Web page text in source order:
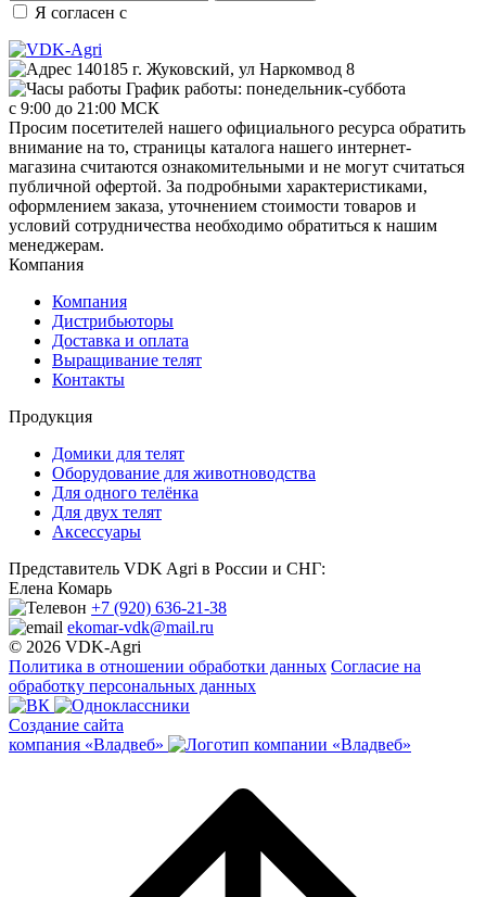
Я согласен с
140185 г. Жуковский, ул Наркомвод 8
График работы: понедельник-суббота
с 9:00 до 21:00 МСК
Просим посетителей нашего официального ресурса обратить
внимание на то, страницы каталога нашего интернет-
магазина считаются ознакомительными и не могут считаться
публичной офертой. За подробными характеристиками,
оформлением заказа, уточнением стоимости товаров и
условий сотрудничества необходимо обратиться к нашим
менеджерам.
Компания
Компания
Дистрибьюторы
Доставка и оплата
Выращивание телят
Контакты
Продукция
Домики для телят
Оборудование для животноводства
Для одного телёнка
Для двух телят
Аксессуары
Представитель VDK Agri в России и СНГ:
Елена Комарь
+7 (920) 636-21-38
ekomar-vdk@mail.ru
© 2026 VDK-Agri
Политика в отношении обработки данных Согласие на
обработку персональных данных
Создание сайта
компания «Владвеб»